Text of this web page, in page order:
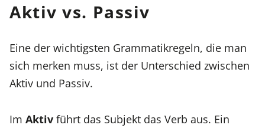
Aktiv vs. Passiv
Eine der wichtigsten Grammatikregeln, die man
sich merken muss, ist der Unterschied zwischen
Aktiv und Passiv.
Im Aktiv führt das Subjekt das Verb aus. Ein